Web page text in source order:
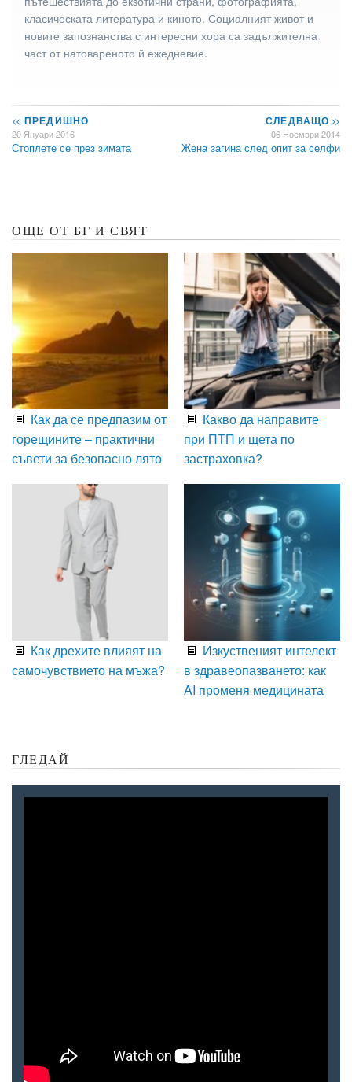
класическата литература и киното. Социалният живот и
новите запознанства с интересни хора са задължителна
част от натовареното й ежедневие.
<< ПРЕДИШНО
20 Януари 2016
Стоплете се през зимата
СЛЕДВАЩО>>
06 Ноември 2014
Жена загина след опит за селфи
ОЩЕ ОТ БГ И СВЯТ
Как да се предпазим от
горещините – практични
съвети за безопасно лято
Какво да направите
при ПТП и щета по
застраховка?
Как дрехите влияят на
самочувствието на мъжа?
Изкуственият интелект
в здравеопазването: как
AI променя медицината
ГЛЕДАЙ